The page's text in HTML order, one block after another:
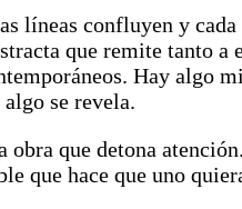
líneas confluyen y cada
que remite tanto a
Hay algo
se revela.
obra que detona
que hace que uno